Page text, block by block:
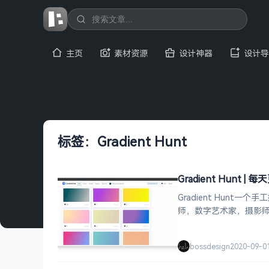
主页 素材资源 设计神器 设计
标签：Gradient Hunt
Gradient Hunt | 每
Gradient Hunt一个手工
师，数字艺术家，摄影
bossdesign2020-09-01